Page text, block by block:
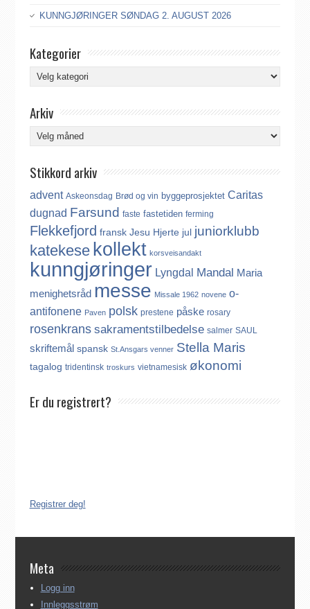
KUNNGJØRINGER SØNDAG 2. AUGUST 2026
Kategorier
Kategorier
Arkiv
Arkiv
Stikkord arkiv
advent Askeonsdag Brød og vin byggeprosjektet Caritas
dugnad Farsund faste fastetiden ferming
Flekkefjord fransk Jesu Hjerte jul juniorklubb
katekese kollekt korsveisandakt
kunngjøringer Lyngdal Mandal Maria
menighetsråd messe Missale 1962 novene o-
antifonene Paven polsk prestene påske rosary
rosenkrans sakramentstilbedelse salmer SAUL
skriftemål spansk St.Ansgars venner Stella Maris
tagalog tridentinsk troskurs vietnamesisk økonomi
Er du registrert?
Registrer deg!
Meta
Logg inn
Innleggsstrøm